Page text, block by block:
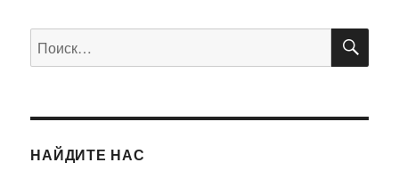
Искать:
НАЙДИТЕ НАС